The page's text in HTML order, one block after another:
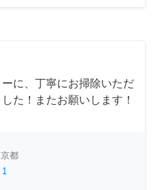
に、丁寧にお掃除いただ
た！またお願いします！
都
1